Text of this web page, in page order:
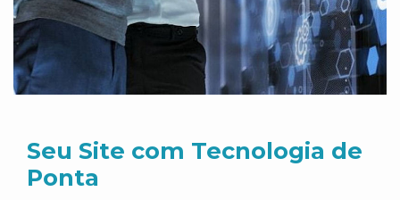
Seu Site com Tecnologia de
Ponta